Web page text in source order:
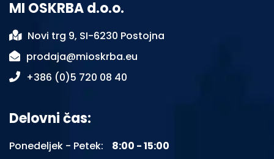
MI OSKRBA d.o.o.
Novi trg 9, SI-6230 Postojna
prodaja@mioskrba.eu
+386 (0)5 720 08 40
Delovni čas:
Ponedeljek - Petek:
8:00 - 15:00